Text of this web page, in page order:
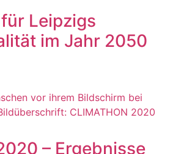
Leipzigs
im Jahr 2050
– Ergebnisse